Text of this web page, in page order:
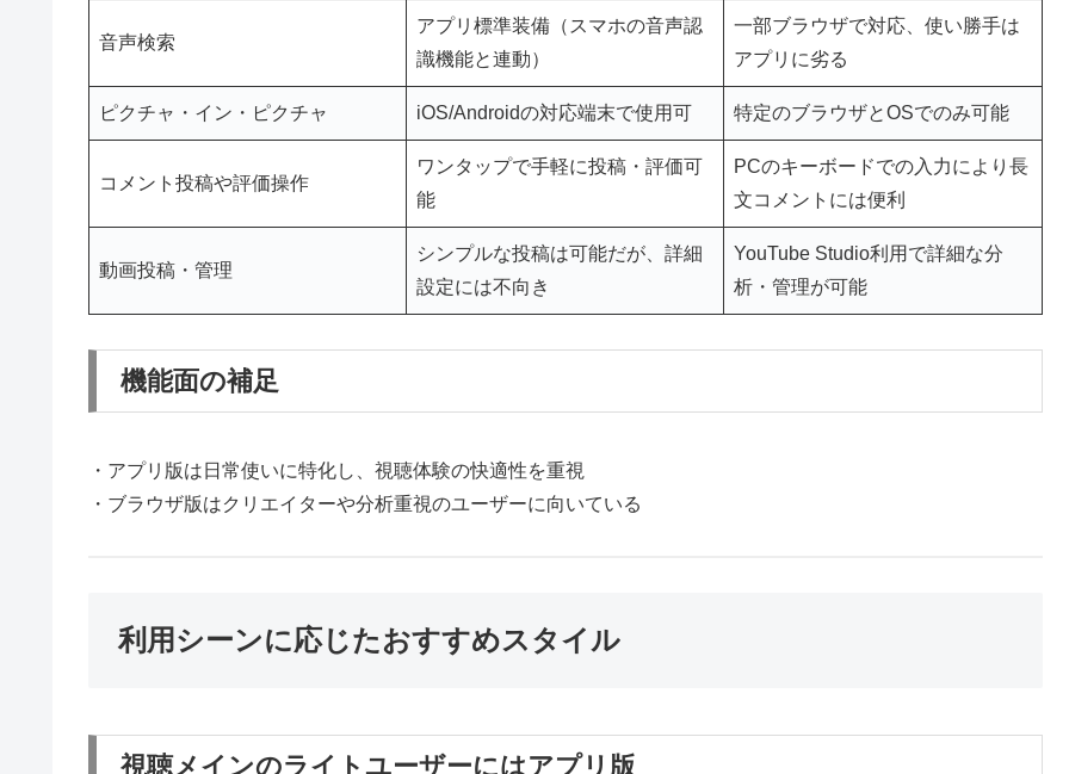
音声検索
アプリ標準装備（スマホの音声認
識機能と連動）
一部ブラウザで対応、使い勝手は
アプリに劣る
ピクチャ・イン・ピクチャ iOS/Androidの対応端末で使用可 特定のブラウザとOSでのみ可能
コメント投稿や評価操作
ワンタップで手軽に投稿・評価可
能
PCのキーボードでの入力により長
文コメントには便利
動画投稿・管理
シンプルな投稿は可能だが、詳細
設定には不向き
YouTube Studio利用で詳細な分
析・管理が可能
機能面の補足
・アプリ版は日常使いに特化し、視聴体験の快適性を重視
・ブラウザ版はクリエイターや分析重視のユーザーに向いている
利用シーンに応じたおすすめスタイル
視聴メインのライトユーザーにはアプリ版